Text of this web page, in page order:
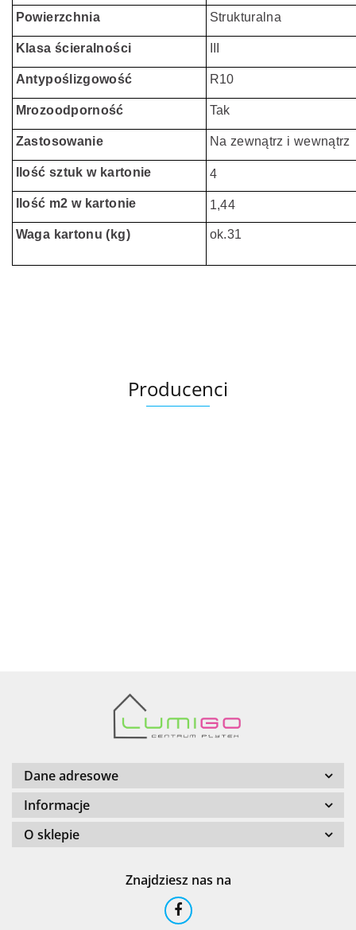
Powierzchnia Strukturalna
Klasa ścieralności
Antypoślizgowość R10
Mrozoodporność Tak
Zastosowanie Na zewnątrz i wewnątrz
Ilość sztuk w kartonie 4
Ilość m2 w kartonie 1,44
Waga kartonu (kg) ok.31
Producenci
Barwolf
Dane adresowe
Informacje
O sklepie
Znajdziesz nas na